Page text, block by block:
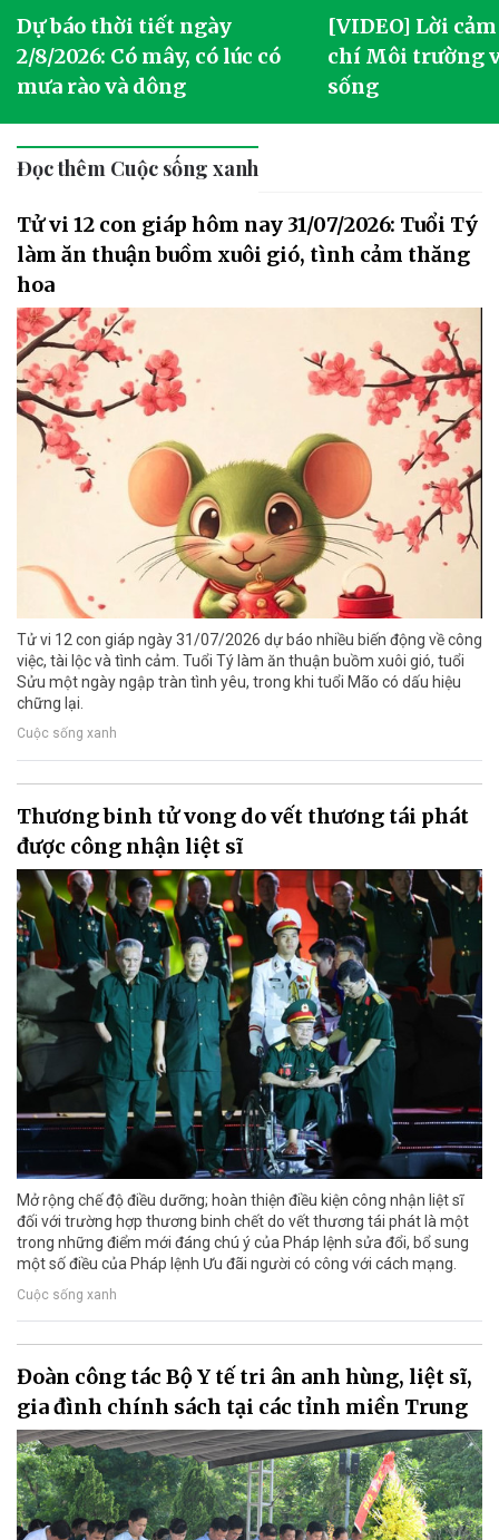
Dự báo thời tiết ngày
2/8/2026: Có mây, có lúc có
mưa rào và dông
[VIDEO] Lời
chí Môi trường
sống
Đọc thêm Cuộc sống xanh
Tử vi 12 con giáp hôm nay 31/07/2026: Tuổi Tý
làm ăn thuận buồm xuôi gió, tình cảm thăng
hoa
Tử vi 12 con giáp ngày 31/07/2026 dự báo nhiều biến động về công
việc, tài lộc và tình cảm. Tuổi Tý làm ăn thuận buồm xuôi gió, tuổi
Sửu một ngày ngập tràn tình yêu, trong khi tuổi Mão có dấu hiệu
chững lại.
Cuộc sống xanh
Thương binh tử vong do vết thương tái phát
được công nhận liệt sĩ
Mở rộng chế độ điều dưỡng; hoàn thiện điều kiện công nhận liệt sĩ
đối với trường hợp thương binh chết do vết thương tái phát là một
trong những điểm mới đáng chú ý của Pháp lệnh sửa đổi, bổ sung
một số điều của Pháp lệnh Ưu đãi người có công với cách mạng.
Cuộc sống xanh
Đoàn công tác Bộ Y tế tri ân anh hùng, liệt sĩ,
gia đình chính sách tại các tỉnh miền Trung